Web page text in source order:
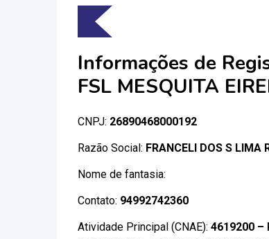
Informações de
FSL MESQUITA
CNPJ: 26890468000192
Razão Social: FRANCELI DOS S LIMA
Nome de fantasia:
Contato: 94992742360
Atividade Principal (CNAE): 4619200 –